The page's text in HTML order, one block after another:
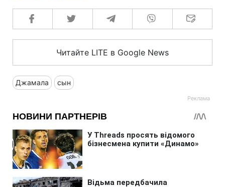
Читайте LITE в Google News
Джамала сын